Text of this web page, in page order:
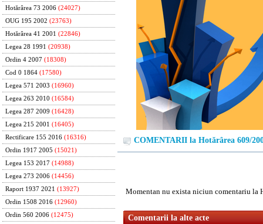
Hotărârea 73 2006 (24027)
OUG 195 2002 (23763)
Hotărârea 41 2001 (22846)
Legea 28 1991 (20938)
Ordin 4 2007 (18308)
Cod 0 1864 (17580)
Legea 571 2003 (16960)
Legea 263 2010 (16584)
Legea 287 2009 (16428)
Legea 215 2001 (16405)
Rectificare 155 2016 (16316)
Ordin 1917 2005 (15021)
Legea 153 2017 (14988)
Legea 273 2006 (14456)
Raport 1937 2021 (13927)
Ordin 1508 2016 (12960)
Ordin 560 2006 (12475)
COMENTARII la Hotărârea 609/
Momentan nu exista niciun comentariu la
Comentarii la alte acte